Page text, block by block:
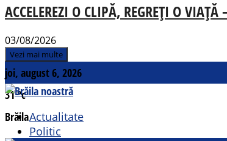
ACCELEREZI O CLIPĂ, REGREȚI O
03/08/2026
Vezi mai multe
joi, august 6, 2026
31°c
BrăilaActualitate
Politic